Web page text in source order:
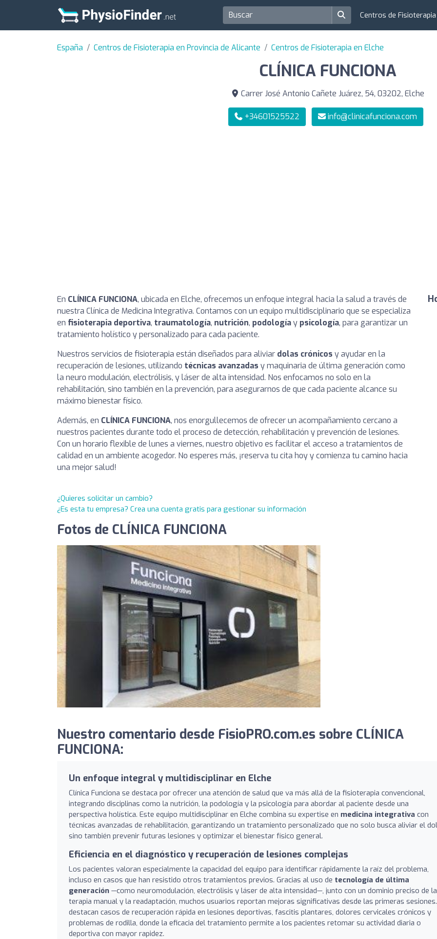
Centros de
España Centros de Fisioterapia en Provincia de Alicante Centros de Fisioterapia en Elche
CLÍNICA FUNCIONA
Carrer José Antonio Cañete Juárez, 54, 03202, Elche
+34601525522 info@clinicafunciona.com
En CLÍNICA FUNCIONA, ubicada en Elche, ofrecemos un enfoque integral hacia la salud a través de
nuestra Clínica de Medicina Integrativa. Contamos con un equipo multidisciplinario que se especializa
en fisioterapia deportiva, traumatología, nutrición, podologíay psicología, para garantizar un
tratamiento holístico y personalizado para cada paciente.
Nuestros servicios de fisioterapia están diseñados para aliviar dolas crónicos y ayudar en la
recuperación de lesiones, utilizando técnicas avanzadas y maquinaria de última generación como
la neuro modulación, electrólisis, y láser de alta intensidad. Nos enfocamos no solo en la
rehabilitación, sino también en la prevención, para asegurarnos de que cada paciente alcance su
máximo bienestar físico.
Además, en CLÍNICA FUNCIONA, nos enorgullecemos de ofrecer un acompañamiento cercano a
nuestros pacientes durante todo el proceso de detección, rehabilitación y prevención de lesiones.
Con un horario flexible de lunes a viernes, nuestro objetivo es facilitar el acceso a tratamientos de
calidad en un ambiente acogedor. No esperes más, ¡reserva tu cita hoy y comienza tu camino hacia
una mejor salud!
¿Quieres solicitar un cambio?
¿Es esta tu empresa? Crea una cuenta gratis para gestionar su información
Fotos de CLÍNICA FUNCIONA
Nuestro comentario desde FisioPRO.com.es sobre CLÍNICA
FUNCIONA:
Un enfoque integral y multidisciplinar en Elche
Clínica Funciona se destaca por ofrecer una atención de salud que va más allá de la fisioterapia convencional,
integrando disciplinas como la nutrición, la podología y la psicología para abordar al paciente desde una
perspectiva holística. Este equipo multidisciplinar en Elche combina su expertise en medicina integrativa con
técnicas avanzadas de rehabilitación, garantizando un tratamiento personalizado que no solo busca aliviar el
sino también prevenir futuras lesiones y optimizar el bienestar físico general.
Eficiencia en el diagnóstico y recuperación de lesiones complejas
Los pacientes valoran especialmente la capacidad del equipo para identificar rápidamente la raíz del problema,
incluso en casos que han resistido otros tratamientos previos. Gracias al uso de tecnología de última
generación —como neuromodulación, electrólisis y láser de alta intensidad—, junto con un dominio preciso de la
terapia manual y la readaptación, muchos usuarios reportan mejoras significativas desde las primeras
destacan casos de recuperación rápida en lesiones deportivas, fascitis plantares, dolores cervicales crónicos y
problemas de rodilla, donde la eficacia del tratamiento permite a los pacientes retomar su actividad diaria o
deportiva con mayor rapidez.